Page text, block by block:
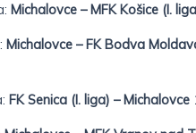
Michalovce – MFK Košice (I.
Michalovce – FK Bodva
FK Senica (I. liga) – Michalovce